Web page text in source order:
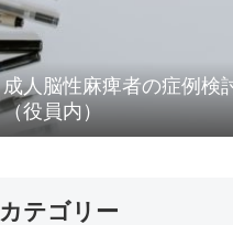
成人脳性麻痺者の症例検
（役員内）
カテゴリー